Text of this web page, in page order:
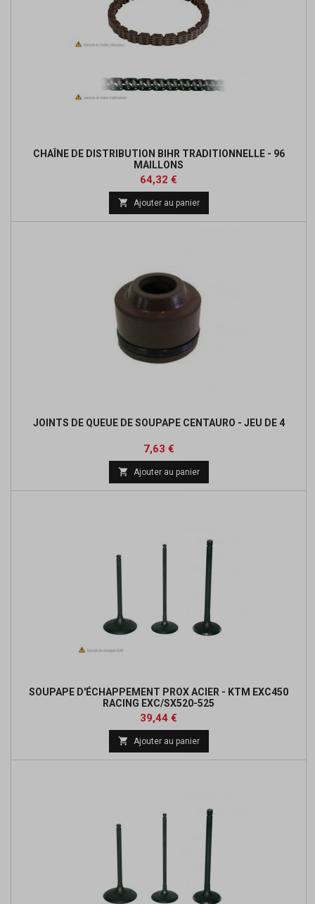
CHAÎNE DE DISTRIBUTION BIHR TRADITIONNELLE - 96
MAILLONS
Prix
64,32 €
base
 Ajouter au panier
JOINTS DE QUEUE DE SOUPAPE CENTAURO - JEU DE 4
Prix
7,63 €Prix
base
 Ajouter au panier
SOUPAPE D'ÉCHAPPEMENT PROX ACIER - KTM EXC450
RACING EXC/SX520-525
Prix
39,44 €
base
 Ajouter au panier